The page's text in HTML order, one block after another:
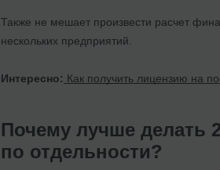
Также не мешает произвести расчет
нескольких предприятий.
Интересно: Как получить лицензию на
Почему лучше делать
по отдельности?